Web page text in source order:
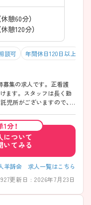
憩60分）
憩120分）
談可 年間休日120日以上
求人です。 正看護
は長く勤
分！
について
いてみる
羊蹄会 求人一覧はこちら
更新日 : 2026年7月23日